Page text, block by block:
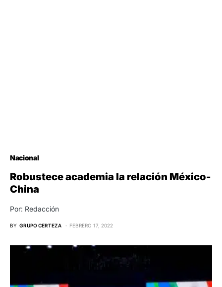
Nacional
Robustece academia la relación México-
China
Por: Redacción
BY GRUPO CERTEZA FEBRERO 17, 2022